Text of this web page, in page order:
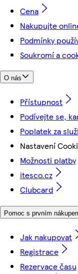
Cena
Nakupujte
Podmínky
Soukromí a
O nás
Přístupnost
Podívejte se,
Poplatek za
Nastavení
Možnosti platby
itesco.cz
Clubcard
Pomoc s prvním
Jak nakupovat
Registrace
Rezervace času